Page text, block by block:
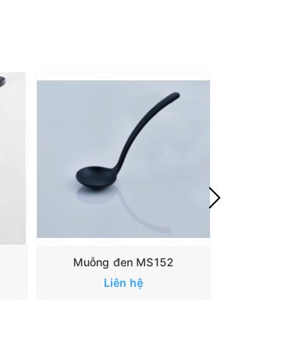
Muỗng đen MS152
Liên hệ